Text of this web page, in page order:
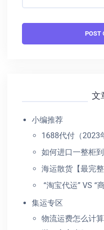
文
小编推荐
1688代付（2023
如何进口一整柜
海运散货【最完整
“淘宝代运” VS “
集运专区
物流运费怎么计